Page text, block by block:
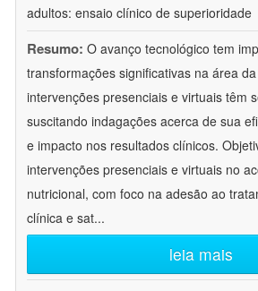
adultos: ensaio clínico de superioridade
Resumo: O avanço tecnológico tem
transformações significativas na área
intervenções presenciais e virtuais têm
suscitando indagações acerca de sua
e impacto nos resultados clínicos.
intervenções presenciais e virtuais no
nutricional, com foco na adesão ao
clínica e sat...
leia mais